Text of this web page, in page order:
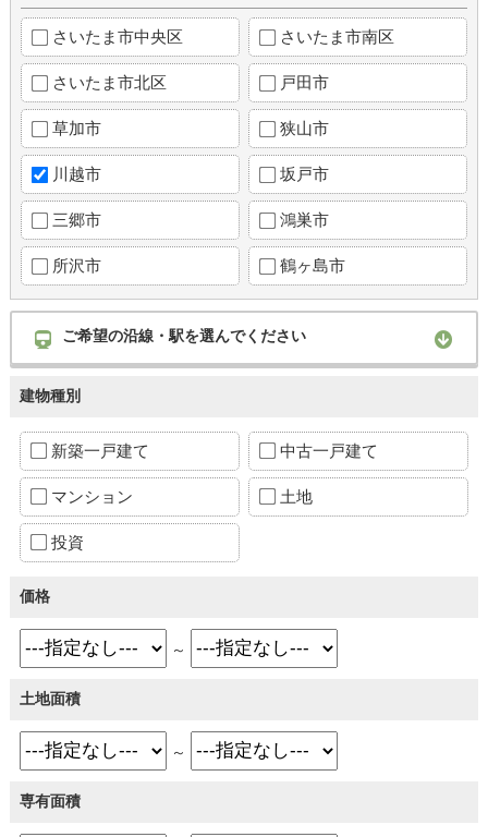
さいたま市中央区 さいたま市南区
さいたま市北区 戸田市
草加市 狭山市
川越市 坂戸市
三郷市 鴻巣市
所沢市 鶴ヶ島市
ご希望の沿線・駅を選んでください
建物種別
新築一戸建て 中古一戸建て
マンション 土地
投資
価格
～
土地面積
～
専有面積